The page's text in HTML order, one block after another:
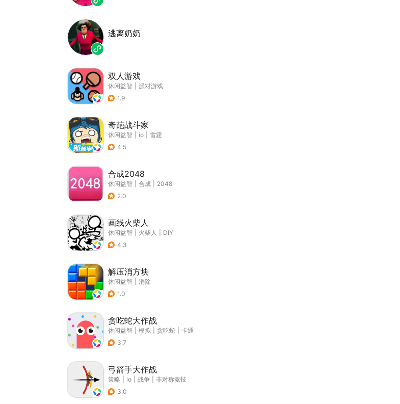
逃离奶奶
双人游戏
休闲益智
派对游戏
1.9
奇葩战斗家
休闲益智 io
雷霆
4.5
合成2048
休闲益智 合成
2048
2.0
画线火柴人
休闲益智 火柴人
DIY
4.3
解压消方块
休闲益智
消除
1.0
贪吃蛇大作战
休闲益智 模拟 贪吃蛇
卡通
3.7
弓箭手大作战
策略 io 战争
非对称竞技
3.0